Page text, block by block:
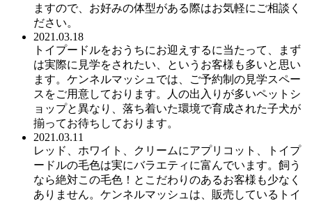
ますので、お好みの体型がある際はお気軽にご相談く
ださい。
2021.03.18
トイプードルをおうちにお迎えするに当たって、まず
は実際に見学をされたい、というお客様も多いと思い
ます。ケンネルマッシュでは、ご予約制の見学スペー
スをご用意しております。人の出入りが多いペットシ
ョップと異なり、落ち着いた環境で育成された子犬が
揃ってお待ちしております。
2021.03.11
レッド、ホワイト、クリームにアプリコット、トイプ
ードルの毛色は実にバラエティに富んでいます。飼う
なら絶対この毛色！とこだわりのあるお客様も少なく
ありません。ケンネルマッシュは、販売しているトイ